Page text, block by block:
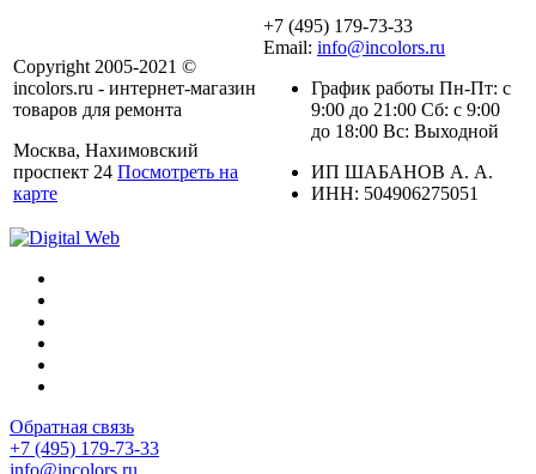
Copyright 2005-2021 ©
incolors.ru - интернет-магазин
товаров для ремонта
Москва, Нахимовский
проспект 24 Посмотреть на
карте
+7 (495) 179-73-33
Email: info@incolors.ru
График работы Пн-Пт: с
9:00 до 21:00 Сб: с 9:00
до 18:00 Вс: Выходной
ИП ШАБАНОВ А. А.
ИНН: 504906275051
Обратная связь
+7 (495) 179-73-33
info@incolors.ru